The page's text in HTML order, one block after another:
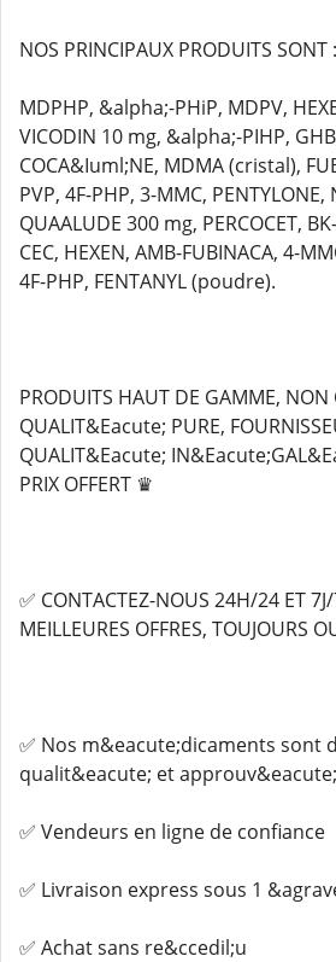
NOS PRINCIPAUX PRODUITS SONT :
MDPHP, &alpha;-PHiP, MDPV,
VICODIN 10 mg, &alpha;-PIHP,
COCA&Iuml;NE, MDMA (cristal),
PVP, 4F-PHP, 3-MMC,
QUAALUDE 300 mg, PERCOCET,
CEC, HEXEN, AMB-FUBINACA, 4-
4F-PHP, FENTANYL (poudre).
PRODUITS HAUT DE GAMME,
QUALIT&Eacute; PURE,
QUALIT&Eacute;
PRIX OFFERT ♛
✅ CONTACTEZ-NOUS 24H/24 ET
MEILLEURES OFFRES, TOUJOURS
✅ Nos m&eacute;dicaments sont
qualit&eacute; et
✅ Vendeurs en ligne de confiance
✅ Livraison express sous 1
✅ Achat sans re&ccedil;u